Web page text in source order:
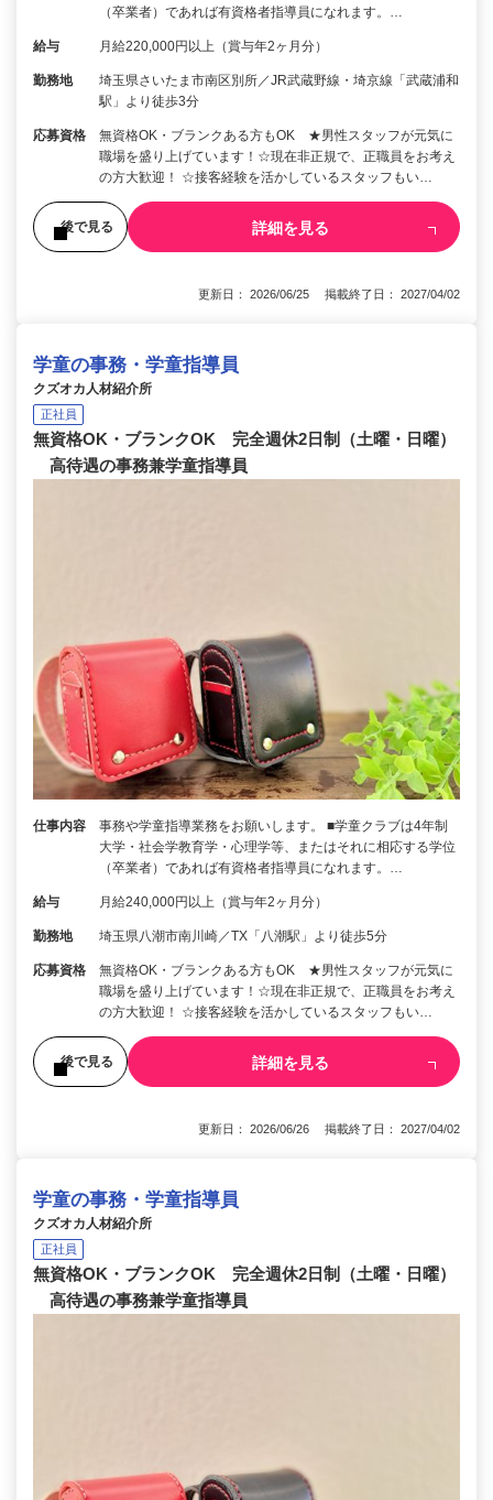
（卒業者）であれば有資格者指導員になれます。…
給与 月給220,000円以上（賞与年2ヶ月分）
勤務地
埼玉県さいたま市南区別所／JR武蔵野線・埼京線「武蔵浦和
駅」より徒歩3分
応募資格
無資格OK・ブランクある方もOK ★男性スタッフが元気に
職場を盛り上げています！☆現在非正規で、正職員をお考え
の方大歓迎！ ☆接客経験を活かしているスタッフもい…
後で見る 詳細を見る
更新日： 2026/06/25 掲載終了日： 2027/04/02
学童の事務・学童指導員
クズオカ人材紹介所
正社員
無資格OK・ブランクOK 完全週休2日制（土曜・日曜）
高待遇の事務兼学童指導員
仕事内容
事務や学童指導業務をお願いします。 ■学童クラブは4年制
大学・社会学教育学・心理学等、またはそれに相応する学位
（卒業者）であれば有資格者指導員になれます。…
給与 月給240,000円以上（賞与年2ヶ月分）
勤務地 埼玉県八潮市南川崎／TX「八潮駅」より徒歩5分
応募資格
無資格OK・ブランクある方もOK ★男性スタッフが元気に
職場を盛り上げています！☆現在非正規で、正職員をお考え
の方大歓迎！ ☆接客経験を活かしているスタッフもい…
後で見る 詳細を見る
更新日： 2026/06/26 掲載終了日： 2027/04/02
学童の事務・学童指導員
クズオカ人材紹介所
正社員
無資格OK・ブランクOK 完全週休2日制（土曜・日曜）
高待遇の事務兼学童指導員